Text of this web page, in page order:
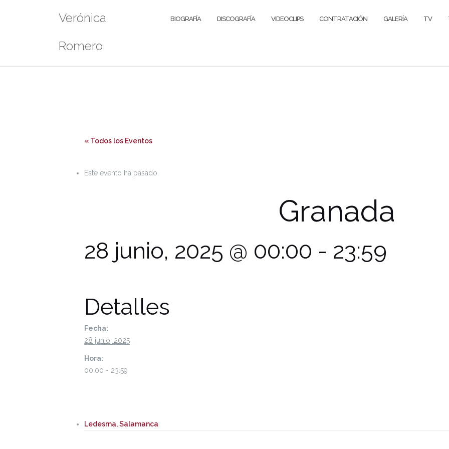
Verónica
Romero
BIOGRAFÍA DISCOGRAFÍA VIDEOCLIPS CONTRATACIÓN GALERÍA TV
« Todos los Eventos
Este evento ha pasado.
Granada
28 junio, 2025 @ 00:00 - 23:59
Detalles
Fecha:
28 junio, 2025
Hora:
00:00 - 23:59
Ledesma, Salamanca